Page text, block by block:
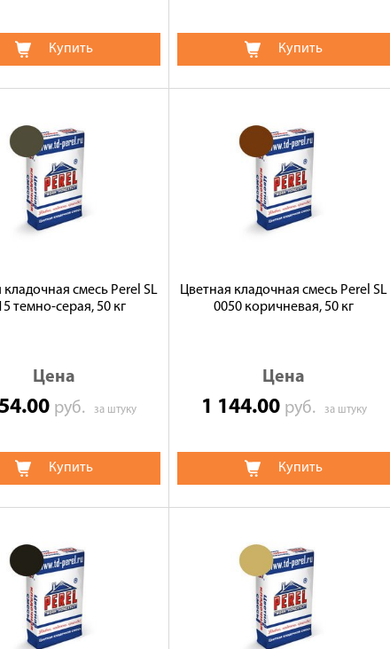
Купить Купить
кладочная смесь Perel SL
темно-серая, 50 кг
Цена
руб.за штуку
Купить
Цветная кладочная смесь Perel SL
0050 коричневая, 50 кг
Цена
1 144.00 руб. за штуку
Купить